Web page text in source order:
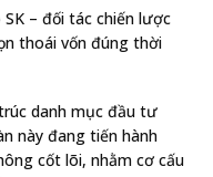
– đối tác chiến lược
thoái vốn đúng thời
danh mục đầu tư
này đang tiến hành
cốt lõi, nhằm cơ cấu